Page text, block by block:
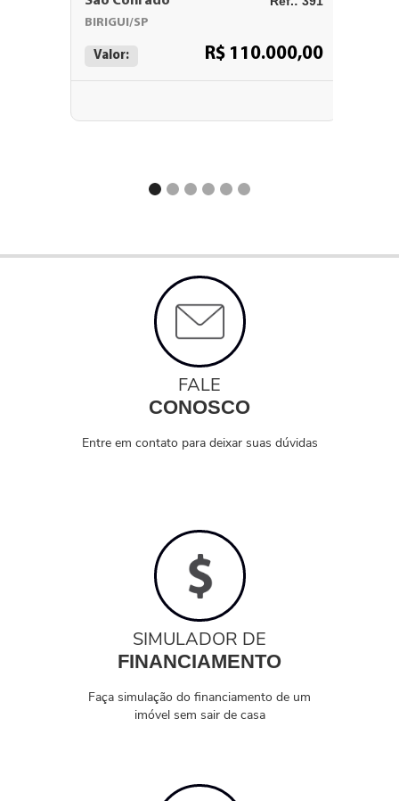
BIRIGUI/SP
Valor: R$ 110.000,00
FALE
CONOSCO
Entre em contato para deixar suas dúvidas
SIMULADOR DE
FINANCIAMENTO
Faça simulação do financiamento de um
imóvel sem sair de casa